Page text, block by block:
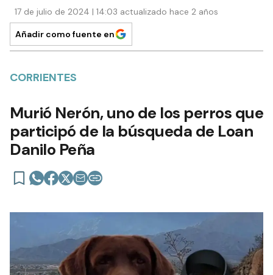
17 de julio de 2024 | 14:03 actualizado hace 2 años
Añadir como fuente en
CORRIENTES
Murió Nerón, uno de los perros que
participó de la búsqueda de Loan
Danilo Peña